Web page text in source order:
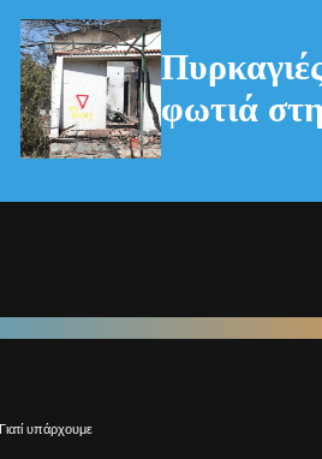
φωτιά
Γιατί υπάρχουμε